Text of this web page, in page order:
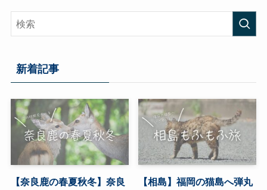
新着記事
【奈良鹿の春夏秋冬】奈良
【相島】福岡の猫島へ弾丸